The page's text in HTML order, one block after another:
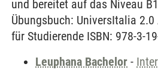
und bereitet auf das Niveau
Übungsbuch: UniversItalia
für Studierende ISBN: 978-3-
Leuphana Bachelor -